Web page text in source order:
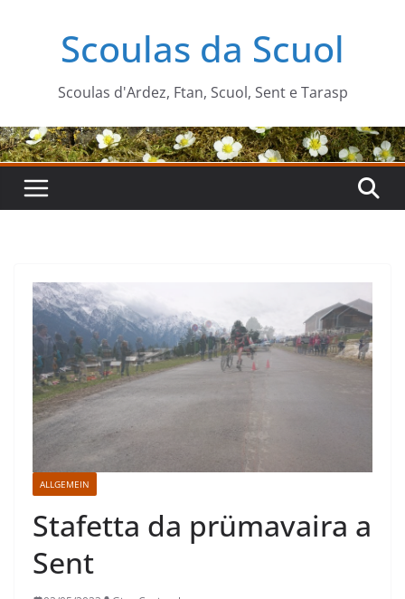
Scoulas da Scuol
Scoulas d'Ardez, Ftan, Scuol, Sent e Tarasp
ALLGEMEIN
Stafetta da prümavaira a
Sent